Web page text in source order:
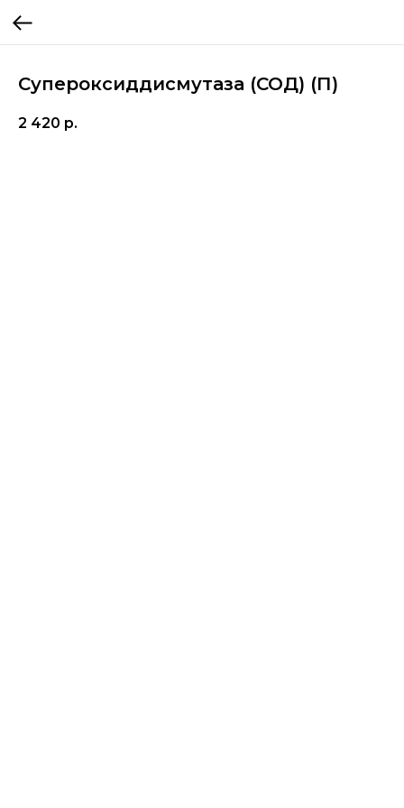
Супероксиддисмутаза (СОД) (П)
2 420 р.